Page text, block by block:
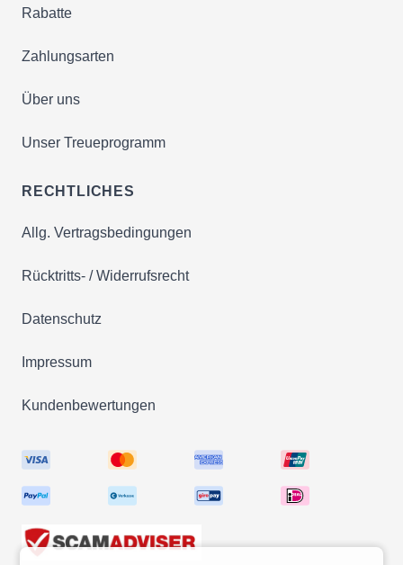
Rabatte
Zahlungsarten
Über uns
Unser Treueprogramm
RECHTLICHES
Allg. Vertragsbedingungen
Rücktritts- / Widerrufsrecht
Datenschutz
Impressum
Kundenbewertungen